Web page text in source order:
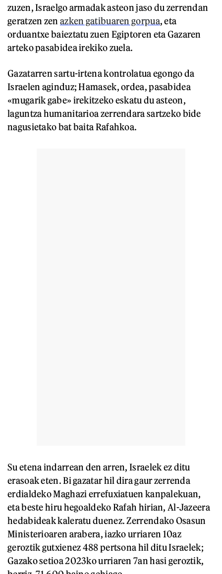
zuzen, Israelgo armadak asteon jaso du zerrendan
geratzen zen azken gatibuaren gorpua, eta
orduantxe baieztatu zuen Egiptoren eta Gazaren
arteko pasabidea irekiko zuela.
Gazatarren sartu-irtena kontrolatua egongo da
Israelen aginduz; Hamasek, ordea, pasabidea
«mugarik gabe» irekitzeko eskatu du asteon,
laguntza humanitarioa zerrendara sartzeko bide
nagusietako bat baita Rafahkoa.
Su etena indarrean den arren, Israelek ez ditu
erasoak eten. Bi gazatar hil dira gaur zerrenda
erdialdeko Maghazi errefuxiatuen kanpalekuan,
eta beste hiru hegoaldeko Rafah hirian, Al-Jazeera
hedabideak kaleratu duenez. Zerrendako Osasun
Ministerioaren arabera, iazko urriaren 10az
geroztik gutxienez 488 pertsona hil ditu Israelek;
Gazako setioa 2023ko urriaren 7an hasi geroztik,